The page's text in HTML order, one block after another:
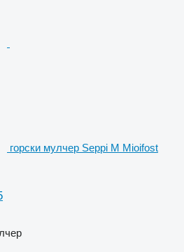
горски мулчер Seppi M Mioifost